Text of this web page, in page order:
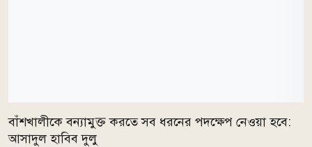
বাঁশখালীকে বন্যামুক্ত করতে সব ধরনের পদক্ষেপ নেওয়া হবে:
আসাদুল হাবিব দুলু